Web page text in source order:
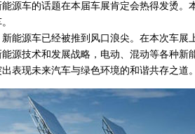
车的话题在本届车展肯定会热得发烫。
源车已经被推到风口浪尖。在本次车展
源技术和发展战略，电动、混动等各种新
表现未来汽车与绿色环境的和谐共存之道。